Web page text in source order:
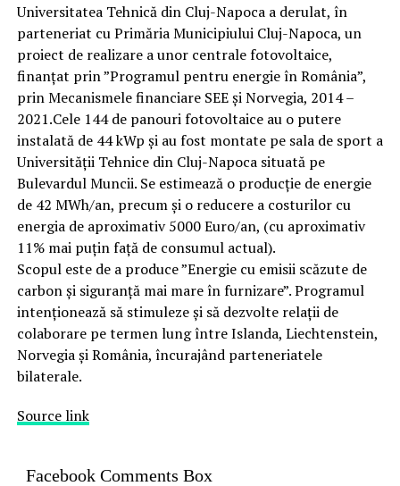
Universitatea Tehnică din Cluj-Napoca a derulat, în
parteneriat cu Primăria Municipiului Cluj-Napoca, un
proiect de realizare a unor centrale fotovoltaice,
finanțat prin ”Programul pentru energie în România”,
prin Mecanismele financiare SEE și Norvegia, 2014 –
2021.Cele 144 de panouri fotovoltaice au o putere
instalată de 44 kWp și au fost montate pe sala de sport a
Universității Tehnice din Cluj-Napoca situată pe
Bulevardul Muncii. Se estimează o producție de energie
de 42 MWh/an, precum și o reducere a costurilor cu
energia de aproximativ 5000 Euro/an, (cu aproximativ
11% mai puțin față de consumul actual).
Scopul este de a produce ”Energie cu emisii scăzute de
carbon și siguranță mai mare în furnizare”. Programul
intenționează să stimuleze și să dezvolte relații de
colaborare pe termen lung între Islanda, Liechtenstein,
Norvegia și România, încurajând parteneriatele
bilaterale.
Source link
Facebook Comments Box